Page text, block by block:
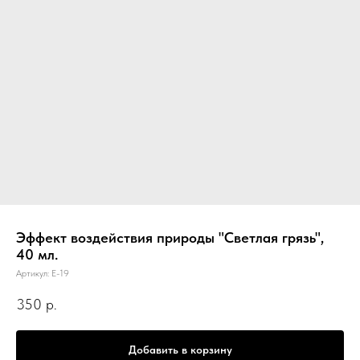
Эффект воздействия природы "Светлая грязь",
40 мл.
Артикул: E-19
350 р.
Добавить в корзину